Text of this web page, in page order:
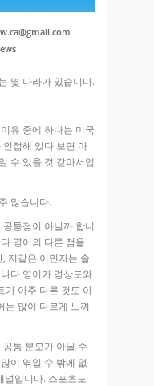
몇 나라가 있습니다.
유 중에 하나는 미국
접해 있다 보면 아
수 있을 것 같아서입
많습니다.
통점이 아닐까 합니
영어의 다른 점을
저같은 이민자는 솔
다 영어가 경상도와
가 아주 다른 것도 아
는 많이 다르게 느껴
통 분모가 아닐 수
이 엮일 수 밖에 없
널입니다. 스포츠도